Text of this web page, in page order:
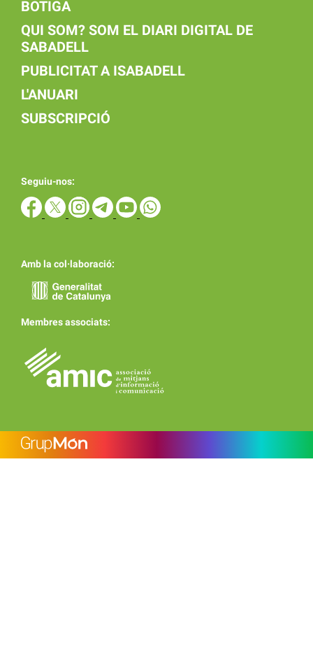
BOTIGA
QUI SOM? SOM EL DIARI DIGITAL DE
SABADELL
PUBLICITAT A ISABADELL
L'ANUARI
SUBSCRIPCIÓ
Seguiu-nos:
Amb la col·laboració:
Membres associats: